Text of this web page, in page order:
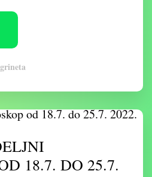
18.7. DO 25.7.